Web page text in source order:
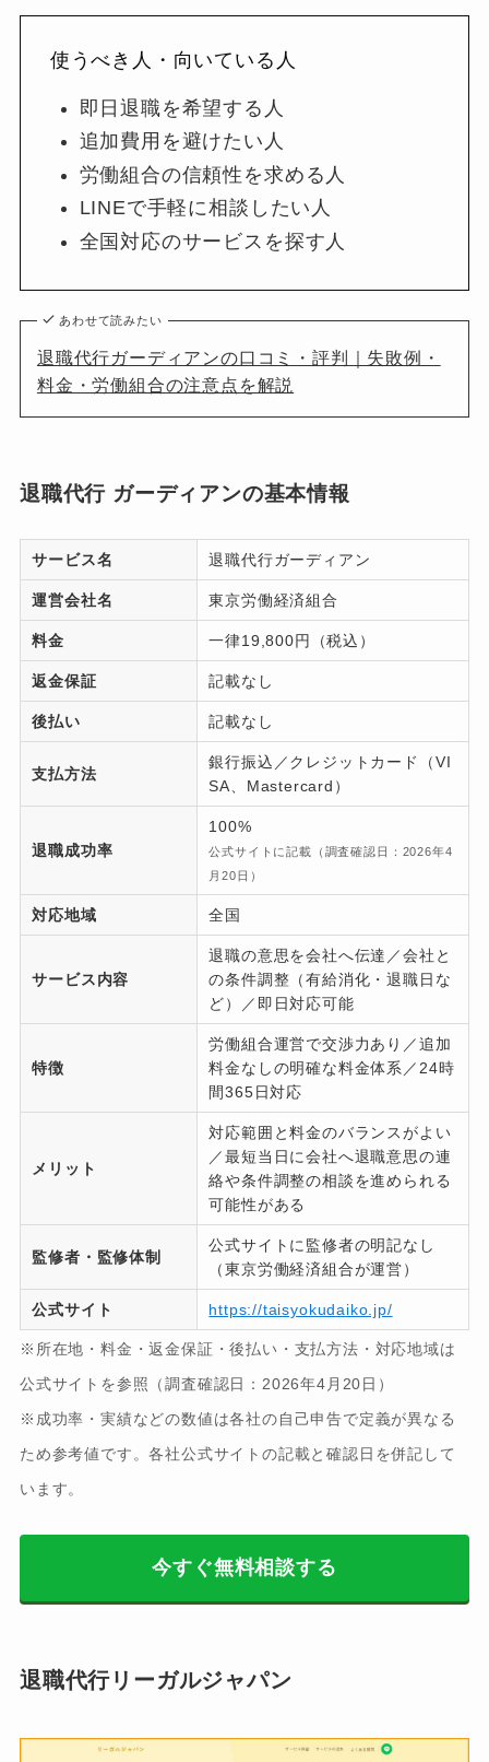
使うべき人・向いている人
即日退職を希望する人
追加費用を避けたい人
労働組合の信頼性を求める人
LINEで手軽に相談したい人
全国対応のサービスを探す人
あわせて読みたい
退職代行ガーディアンの口コミ・評判｜失敗例・
料金・労働組合の注意点を解説
退職代行 ガーディアンの基本情報
サービス名 退職代行ガーディアン
運営会社名 東京労働経済組合
料金 一律19,800円（税込）
返金保証 記載なし
後払い 記載なし
支払方法
銀行振込／クレジットカード（VI
SA、Mastercard）
退職成功率
100%
公式サイトに記載（調査確認日：2026年4
月20日）
対応地域 全国
サービス内容
退職の意思を会社へ伝達／会社と
の条件調整（有給消化・退職日な
ど）／即日対応可能
特徴
労働組合運営で交渉力あり／追加
料金なしの明確な料金体系／24時
間365日対応
メリット
対応範囲と料金のバランスがよい
／最短当日に会社へ退職意思の連
絡や条件調整の相談を進められる
可能性がある
監修者・監修体制
公式サイトに監修者の明記なし
（東京労働経済組合が運営）
公式サイト https://taisyokudaiko.jp/
※所在地・料金・返金保証・後払い・支払方法・対応地域は
公式サイトを参照（調査確認日：2026年4月20日）
※成功率・実績などの数値は各社の自己申告で定義が異なる
ため参考値です。各社公式サイトの記載と確認日を併記して
います。
今すぐ無料相談する
退職代行リーガルジャパン